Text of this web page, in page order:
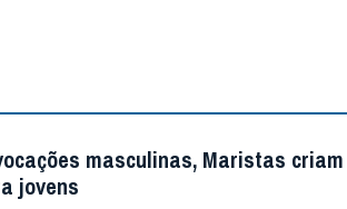
masculinas, Maristas criam
jovens